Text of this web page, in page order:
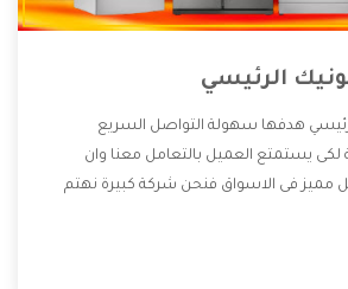
الرئيسي
هدفها سهولة التواصل السريع
لكى يستمتع العميل بالتعامل معنا وان
مميز فى الاسواق فنحن شركة كبيرة نهتم
منها خدمة الصيانة التى تكون من أهم